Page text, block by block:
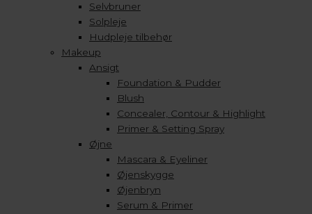
Selvbruner
Solpleje
Hudpleje tilbehør
Makeup
Ansigt
Foundation & Pudder
Blush
Concealer, Contour & Highlight
Primer & Setting Spray
Øjne
Mascara & Eyeliner
Øjenskygge
Øjenbryn
Serum & Primer